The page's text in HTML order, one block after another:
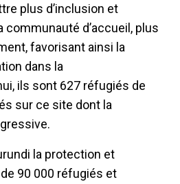
plus d’inclusion et
communauté d’accueil, plus
favorisant ainsi la
dans la
ils sont 627 réfugiés de
sur ce site dont la
la protection et
90 000 réfugiés et